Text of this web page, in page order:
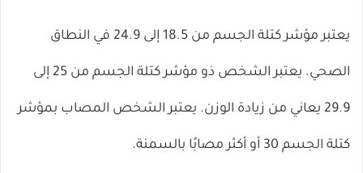
يعتبر مؤشر كتلة الجسم من 18.5 إلى 24.9 في النطاق
الصحي. يعتبر الشخص ذو مؤشر كتلة الجسم من 25 إلى
29.9 يعاني من زيادة الوزن. يعتبر الشخص المصاب بمؤشر
كتلة الجسم 30 أو أكثر مصابًا بالسمنة.